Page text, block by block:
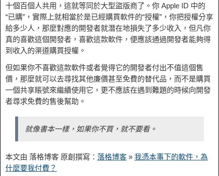
十個百個人共用，這就等同於大型盜版商了。你 Apple ID 中的
“已購”，實際上就相當於是已經購買軟件的“授權”，你把授權分享
給多少人，那麼對應的開發者​​就潛在地損失了多少收入，但凡你
真的喜歡這個開發者，喜歡這款軟件，便應該通過開發者能夠得
到收入的渠道購買授權。
但如果你不喜歡這款軟件或者覺得它的開發者付出不值這個售
價，那麼就可以去尋找其他廉價甚至免費的替代品，而不是購買
一個共享賬號來繼續使用它，更不應該在遇到難題的時候向開發
者尋求免費的售後幫助。
就像書本一樣，如果你不買，就不要看。
本文由 落格博客 原創撰寫： 落格博客 » 我憑本事下的軟件，為
什麼要我付費？